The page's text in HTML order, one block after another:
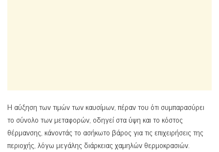
Η αύξηση των τιμών των καυσίμων, πέραν του ότι συμπαρασύρει
το σύνολο των μεταφορών, οδηγεί στα ύψη και το κόστος
θέρμανσης, κάνοντάς το ασήκωτο βάρος για τις επιχειρήσεις της
περιοχής, λόγω μεγάλης διάρκειας χαμηλών θερμοκρασιών.